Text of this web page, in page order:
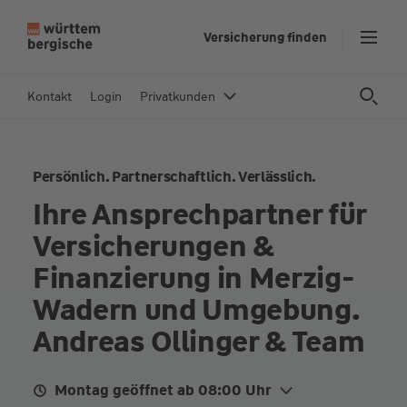
In
Versicherung finden
Kontakt Login Privatkunden
Persönlich. Partnerschaftlich. Verlässlich.
Ihre Ansprechpartner für
Versicherungen &
Finanzierung in Merzig-
Wadern und Umgebung.
Andreas Ollinger & Team
Montag geöffnet ab 08:00 Uhr